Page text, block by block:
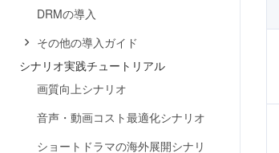
DRMの導入
その他の導入ガイド
シナリオ実践チュートリアル
画質向上シナリオ
音声・動画コスト最適化シナリオ
ショートドラマの海外展開シナリ